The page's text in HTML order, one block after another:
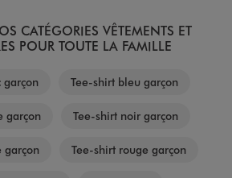
CATÉGORIES VÊTEMENTS ET
POUR TOUTE LA FAMILLE
garçon Tee-shirt bleu garçon
garçon Tee-shirt noir garçon
garçon Tee-shirt rouge garçon